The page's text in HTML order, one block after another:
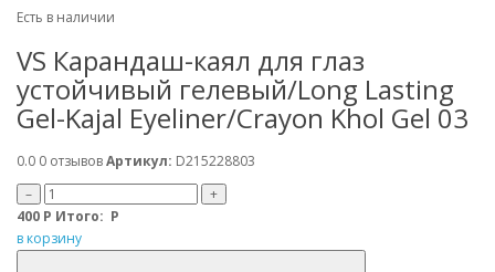
Есть в наличии
VS Карандаш-каял для глаз
устойчивый гелевый/Long Lasting
Gel-Kajal Eyeliner/Crayon Khol Gel 03
0.0 0 отзывовАртикул: D215228803
–
+
400 Р Итого: Р
в корзину